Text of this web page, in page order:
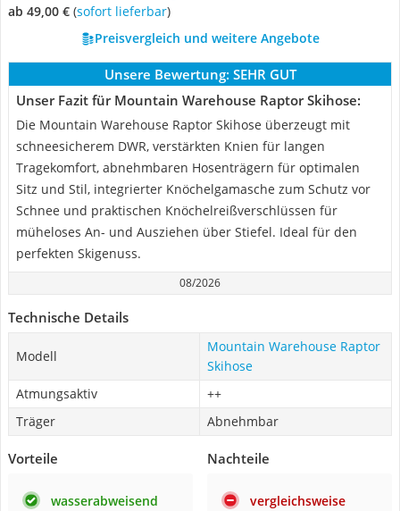
ab 49,00 € ( Sofort lieferbar)
Preisvergleich und weitere Angebote
Unsere Bewertung: SEHR GUT
Unser Fazit für Mountain Warehouse Raptor Skihose:
Die Mountain Warehouse Raptor Skihose überzeugt mit
schneesicherem DWR, verstärkten Knien für langen
Tragekomfort, abnehmbaren Hosenträgern für optimalen
Sitz und Stil, integrierter Knöchelgamasche zum Schutz vor
Schnee und praktischen Knöchelreißverschlüssen für
müheloses An- und Ausziehen über Stiefel. Ideal für den
perfekten Skigenuss.
08/2026
Technische Details
Modell
Mountain Warehouse Raptor
Skihose
Atmungsaktiv
++
Träger
Abnehmbar
Vorteile
wasserabweisend
Nachteile
vergleichsweise